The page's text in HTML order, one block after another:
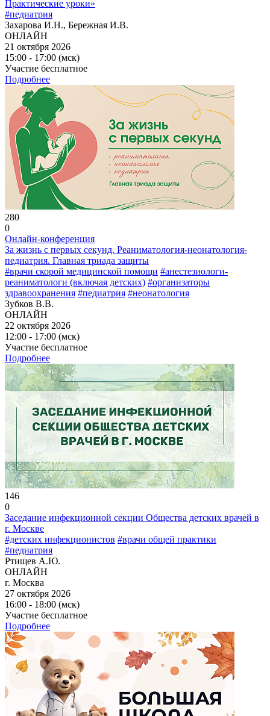
Практические уроки»
#педиатрия
Захарова И.Н., Бережная И.В.
ОНЛАЙН
21 октября 2026
15:00 - 17:00 (мск)
Участие бесплатное
Подробнее
280
0
Онлайн-конференция
За жизнь с первых секунд. Реаниматология-неонатология-
педиатрия. Главная триада защиты
#врачи скорой медицинской помощи #анестезиологи-
реаниматологи (включая детских) #организаторы
здравоохранения #педиатрия #неонатология
Зубков В.В.
ОНЛАЙН
22 октября 2026
12:00 - 17:00 (мск)
Участие бесплатное
Подробнее
146
0
Заседание инфекционной секции Общества детских врачей в
г. Москве
#детских инфекционистов #врачи общей практики
#педиатрия
Ртищев А.Ю.
ОНЛАЙН
г. Москва
27 октября 2026
16:00 - 18:00 (мск)
Участие бесплатное
Подробнее